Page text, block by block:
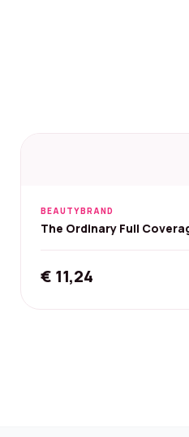
BEAUTYBRAND
The Ordinary Full
€ 11,24